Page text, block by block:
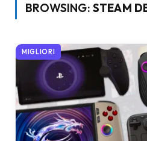
BROWSING: STEAM
MIGLIORI